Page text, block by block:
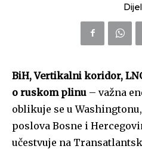
BiH, Vertikalni koridor,
o ruskom plinu – važna
oblikuje se u
poslova Bosne i
učestvuje na